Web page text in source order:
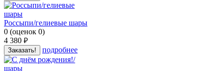
Россыпи/гелиевые шары
0 (оценок 0)
4 380 руб.
Заказать! подробнее